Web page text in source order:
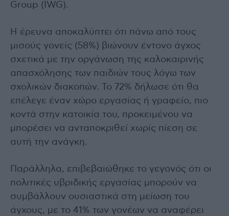
Group (IWG).
Η έρευνα αποκαλύπτει ότι πάνω από τους
μισούς γονείς (58%) βιώνουν έντονο άγχος
σχετικά με την οργάνωση της καλοκαιρινής
απασχόλησης των παιδιών τους λόγω των
σχολικών διακοπών. Το 72% δήλωσε ότι θα
επέλεγε έναν χώρο εργασίας ή γραφείο, πιο
κοντά στην κατοικία του, προκειμένου να
μπορέσει να ανταποκριθεί χωρίς πίεση σε
αυτή την ανάγκη.
Παράλληλα, επιβεβαιώθηκε το γεγονός ότι οι
πολιτικές υβριδικής εργασίας μπορούν να
συμβάλλουν ουσιαστικά στη μείωση του
άγχους, με το 41% των γονέων να αναφέρει